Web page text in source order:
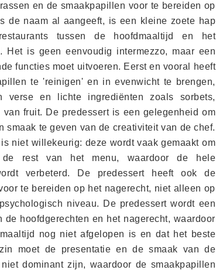
en de smaakpapillen voor te bereiden op
de naam al aangeeft, is een kleine zoete hap
tussen de hoofdmaaltijd en het
Het is geen eenvoudig intermezzo, maar een
functies moet uitvoeren. Eerst en vooral heeft
te 'reinigen' en in evenwicht te brengen,
verse en lichte ingrediënten zoals sorbets,
fruit. De predessert is een gelegenheid om
smaak te geven van de creativiteit van de chef.
niet willekeurig: deze wordt vaak gemaakt om
rest van het menu, waardoor de hele
verbeterd. De predessert heeft ook de
te bereiden op het nagerecht, niet alleen op
niveau. De predessert wordt een
de hoofdgerechten en het nagerecht, waardoor
nog niet afgelopen is en dat het beste
moet de presentatie en de smaak van de
dominant zijn, waardoor de smaakpapillen